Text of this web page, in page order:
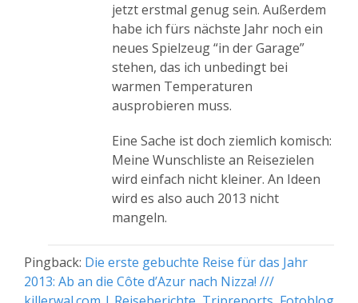
jetzt erstmal genug sein. Außerdem
habe ich fürs nächste Jahr noch ein
neues Spielzeug “in der Garage”
stehen, das ich unbedingt bei
warmen Temperaturen
ausprobieren muss.
Eine Sache ist doch ziemlich komisch:
Meine Wunschliste an Reisezielen
wird einfach nicht kleiner. An Ideen
wird es also auch 2013 nicht
mangeln.
Pingback: Die erste gebuchte Reise für das Jahr
2013: Ab an die Côte d’Azur nach Nizza! ///